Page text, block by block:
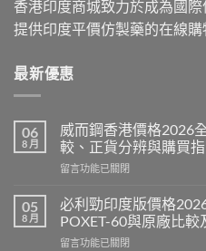
香港印度商城致力於成為國
提供印度平價仿製藥的在線
最新優惠
06
8 月
威而鋼香港價格2026
較、正貨分辨與購買
在
而
鋼
香
港
留言功能已關閉
05
8 月
必利勁印度版價格
POXET-60與原廠比較
在
留言功能已關閉